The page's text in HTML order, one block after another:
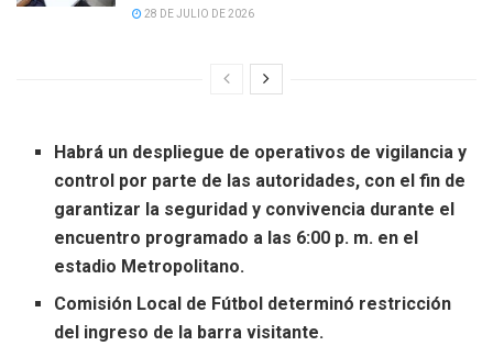
28 DE JULIO DE 2026
Habrá un despliegue de operativos de vigilancia y
control por parte de las autoridades, con el fin de
garantizar la seguridad y convivencia durante el
encuentro programado a las 6:00 p. m. en el
estadio Metropolitano.
Comisión Local de Fútbol determinó restricción
del ingreso de la barra visitante.